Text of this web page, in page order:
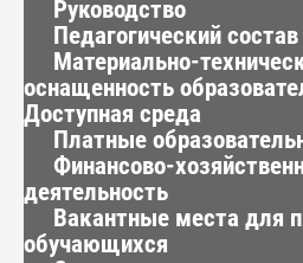
Руководство
Педагогический состав
Материально-
оснащенность
Доступная среда
Платные
Финансово-
деятельность
Вакантные места для
обучающихся